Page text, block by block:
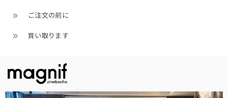
ご注文の前に
買い取ります